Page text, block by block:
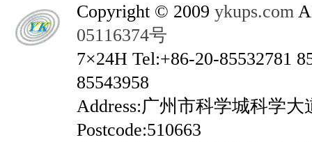
Copyright © 2009 ykups.com
05116374号
7×24H Tel:+86-20-85532781
85543958
Address:广州市科学城科学
Postcode:510663